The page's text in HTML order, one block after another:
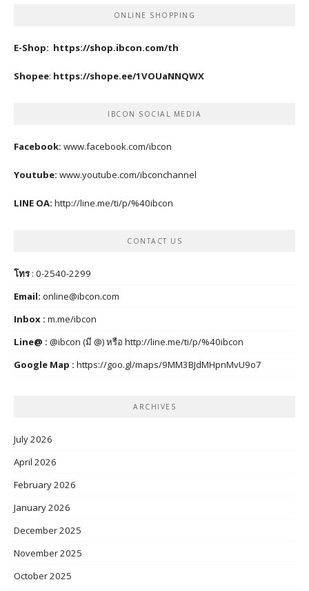
ONLINE SHOPPING
E-Shop: https://shop.ibcon.com/th
Shopee: https://shope.ee/1VOUaNNQWX
IBCON SOCIAL MEDIA
Facebook: www.facebook.com/ibcon
Youtube: www.youtube.com/ibconchannel
LINE OA: http://line.me/ti/p/%40ibcon
CONTACT US
โทร: 0-2540-2299
Email: online@ibcon.com
Inbox : m.me/ibcon
Line@ : @ibcon (มี @) หรือ http://line.me/ti/p/%40ibcon
Google Map : https://goo.gl/maps/9MM3BJdMHpnMvU9o7
ARCHIVES
July 2026
April 2026
February 2026
January 2026
December 2025
November 2025
October 2025